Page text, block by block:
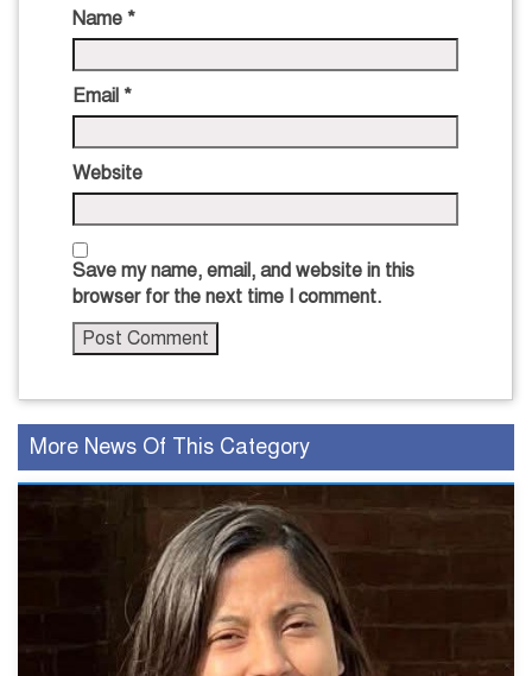
Name *
Email *
Website
Save my name, email, and website in this
browser for the next time I comment.
More News Of This Category